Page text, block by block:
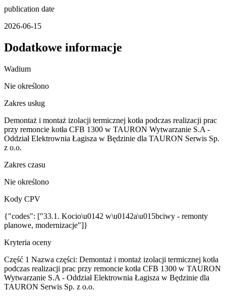
publication date
2026-06-15
Dodatkowe informacje
Wadium
Nie określono
Zakres usług
Demontaż i montaż izolacji termicznej kotła podczas realizacji prac
przy remoncie kotła CFB 1300 w TAURON Wytwarzanie S.A -
Oddział Elektrownia Łagisza w Będzinie dla TAURON Serwis Sp.
z o.o.
Zakres czasu
Nie określono
Kody CPV
{"codes": ["33.1. Kocio\u0142 w\u0142a\u015bciwy - remonty
planowe, modernizacje"]}
Kryteria oceny
Część 1 Nazwa części: Demontaż i montaż izolacji termicznej kotła
podczas realizacji prac przy remoncie kotła CFB 1300 w TAURON
Wytwarzanie S.A - Oddział Elektrownia Łagisza w Będzinie dla
TAURON Serwis Sp. z o.o.